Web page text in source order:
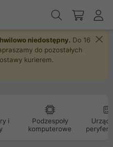
niedostępny. Do 16
do pozostałych
kurierem.
i
Podzespoły
komputerowe